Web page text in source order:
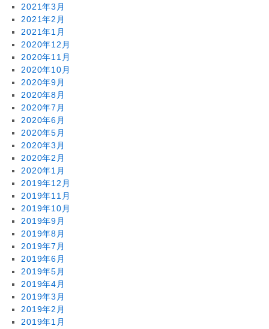
2021年3月
2021年2月
2021年1月
2020年12月
2020年11月
2020年10月
2020年9月
2020年8月
2020年7月
2020年6月
2020年5月
2020年3月
2020年2月
2020年1月
2019年12月
2019年11月
2019年10月
2019年9月
2019年8月
2019年7月
2019年6月
2019年5月
2019年4月
2019年3月
2019年2月
2019年1月